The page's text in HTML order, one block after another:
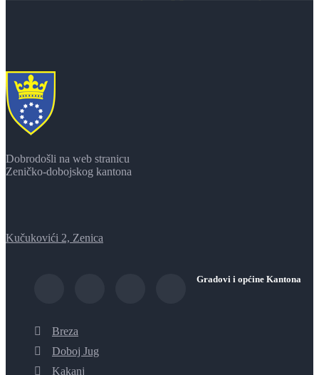
Dobrodošli na web stranicu
Zeničko-dobojskog kantona
Kučukovići 2, Zenica
Gradovi i općine Kantona
Breza
Doboj Jug
Kakanj